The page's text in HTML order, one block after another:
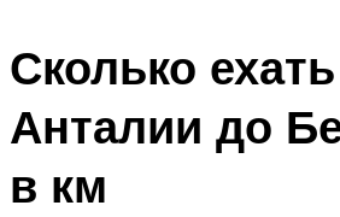
Сколько
Анталии до
в км